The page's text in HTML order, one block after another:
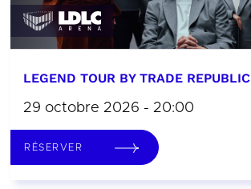
LEGEND TOUR BY TRADE REPUBLIC
29 octobre 2026 - 20:00
RÉSERVER